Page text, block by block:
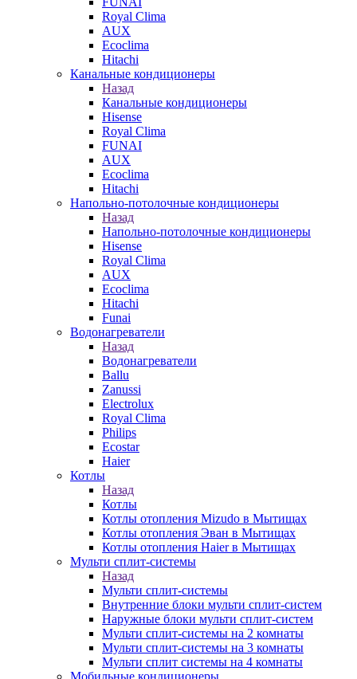
Royal Clima
AUX
Ecoclima
Hitachi
Канальные кондиционеры
Назад
Канальные кондиционеры
Hisense
Royal Clima
FUNAI
AUX
Ecoclima
Hitachi
Напольно-потолочные кондиционеры
Назад
Напольно-потолочные кондиционеры
Hisense
Royal Clima
AUX
Ecoclima
Hitachi
Funai
Водонагреватели
Назад
Водонагреватели
Ballu
Zanussi
Electrolux
Royal Clima
Philips
Ecostar
Haier
Котлы
Назад
Котлы
Котлы отопления Mizudo в Мытищах
Котлы отопления Эван в Мытищах
Котлы отопления Haier в Мытищах
Мульти сплит-системы
Назад
Мульти сплит-системы
Внутренние блоки мульти сплит-систем
Наружные блоки мульти сплит-систем
Мульти сплит-системы на 2 комнаты
Мульти сплит-системы на 3 комнаты
Мульти сплит системы на 4 комнаты
Мобильные кондиционеры